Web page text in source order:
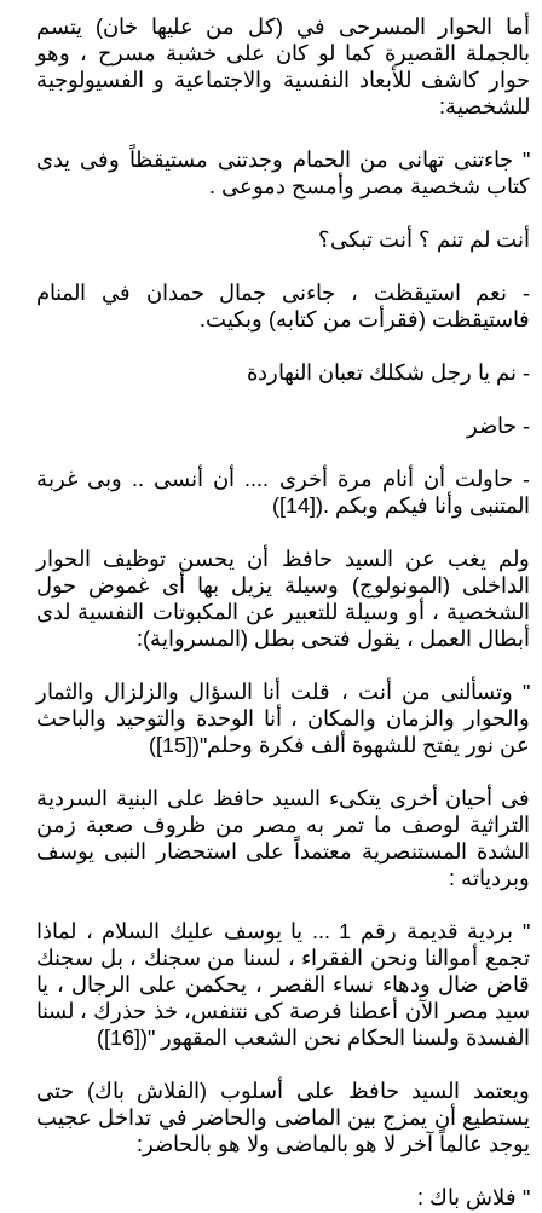
أما الحوار المسرحى في (كل من عليها خان) يتسم
بالجملة القصيرة كما لو كان على خشبة مسرح ، وهو
حوار كاشف للأبعاد النفسية والاجتماعية و الفسيولوجية
للشخصية:
" جاءتنى تهانى من الحمام وجدتنى مستيقظاً وفى يدى
كتاب شخصية مصر وأمسح دموعى .
أنت لم تنم ؟ أنت تبكى؟
- نعم استيقظت ، جاءنى جمال حمدان في المنام
فاستيقظت (فقرأت من كتابه) وبكيت.
- نم يا رجل شكلك تعبان النهاردة
- حاضر
- حاولت أن أنام مرة أخرى .... أن أنسى .. وبى غربة
المتنبى وأنا فيكم وبكم .([14])
ولم يغب عن السيد حافظ أن يحسن توظيف الحوار
الداخلى (المونولوج) وسيلة يزيل بها أى غموض حول
الشخصية ، أو وسيلة للتعبير عن المكبوتات النفسية لدى
أبطال العمل ، يقول فتحى بطل (المسرواية):
" وتسألنى من أنت ، قلت أنا السؤال والزلزال والثمار
والحوار والزمان والمكان ، أنا الوحدة والتوحيد والباحث
عن نور يفتح للشهوة ألف فكرة وحلم"([15])
فى أحيان أخرى يتكىء السيد حافظ على البنية السردية
التراثية لوصف ما تمر به مصر من ظروف صعبة زمن
الشدة المستنصرية معتمداً على استحضار النبى يوسف
وبردياته :
" بردية قديمة رقم 1 ... يا يوسف عليك السلام ، لماذا
تجمع أموالنا ونحن الفقراء ، لسنا من سجنك ، بل سجنك
قاض ضال ودهاء نساء القصر ، يحكمن على الرجال ، يا
سيد مصر الآن أعطنا فرصة كى نتنفس، خذ حذرك ، لسنا
الفسدة ولسنا الحكام نحن الشعب المقهور "([16])
ويعتمد السيد حافظ على أسلوب (الفلاش باك) حتى
يستطيع أن يمزج بين الماضى والحاضر في تداخل عجيب
يوجد عالماً آخر لا هو بالماضى ولا هو بالحاضر:
" فلاش باك :